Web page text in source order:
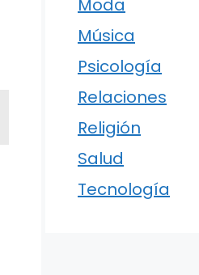
Moda
Música
Psicología
Relaciones
Religión
Salud
Tecnología